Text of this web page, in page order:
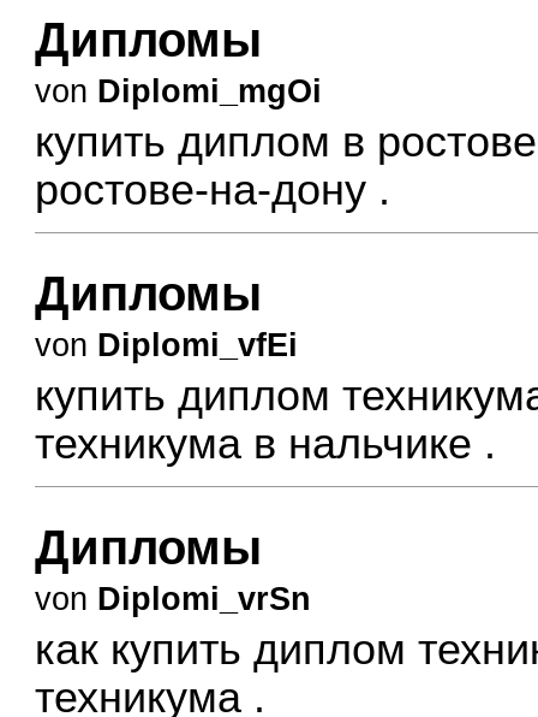
Дипломы
von Diplomi_mgOi
купить диплом в
ростове-на-дону .
Дипломы
von Diplomi_vfEi
купить диплом
техникума в нальчике .
Дипломы
von Diplomi_vrSn
как купить диплом
техникума .